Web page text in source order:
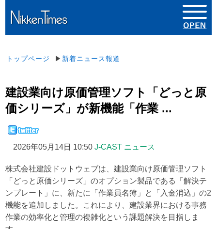
トップページ ▶ 新着ニュース報道
建設業向け原価管理ソフト「どっと原
価シリーズ」が新機能「作業 ...
2026年05月14日 10:50 J-CAST ニュース
株式会社建設ドットウェブは、建設業向け原価管理ソフト
「どっと原価シリーズ」のオプション製品である「解決テ
ンプレート」に、新たに「作業員名簿」と「入金消込」の2
機能を追加しました。これにより、建設業界における事務
作業の効率化と管理の複雑化という課題解決を目指しま